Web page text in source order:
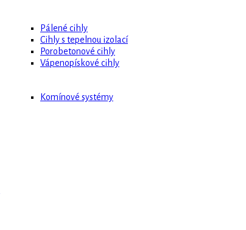
Pálené cihly
Cihly s tepelnou izolací
Porobetonové cihly
Vápenopískové cihly
Komínové systémy